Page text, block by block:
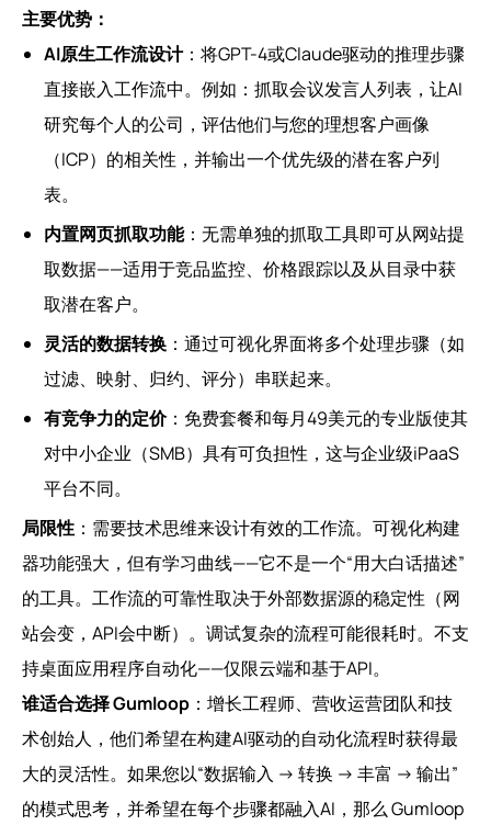
主要优势：
AI原生工作流设计：将GPT-4或Claude驱动的推理步骤
直接嵌入工作流中。例如：抓取会议发言人列表，让AI
研究每个人的公司，评估他们与您的理想客户画像
（ICP）的相关性，并输出一个优先级的潜在客户列
表。
内置网页抓取功能：无需单独的抓取工具即可从网站提
取数据——适用于竞品监控、价格跟踪以及从目录中获
取潜在客户。
灵活的数据转换 ：通过可视化界面将多个处理步骤（如
过滤、映射、归约、评分）串联起来。
有竞争力的定价：免费套餐和每月49美元的专业版使其
对中小企业（SMB）具有可负担性，这与企业级iPaaS
平台不同。
局限性 ：需要技术思维来设计有效的工作流。可视化构建
器功能强大，但有学习曲线——它不是一个“用大白话描述”
的工具。工作流的可靠性取决于外部数据源的稳定性（网
站会变，API会中断）。调试复杂的流程可能很耗时。不支
持桌面应用程序自动化——仅限云端和基于API。
谁适合选择 Gumloop ：增长工程师、营收运营团队和技
术创始人，他们希望在构建AI驱动的自动化流程时获得最
大的灵活性。如果您以“数据输入 → 转换 → 丰富 → 输出”
的模式思考，并希望在每个步骤都融入AI，那么 Gumloop